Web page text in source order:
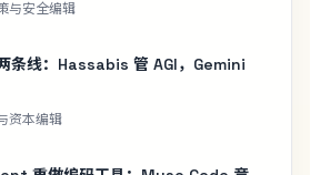
与安全编辑
条线：Hassabis 管 AGI，Gemini
资本编辑